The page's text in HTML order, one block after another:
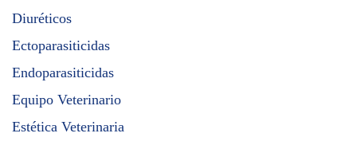
Diuréticos
Ectoparasiticidas
Endoparasiticidas
Equipo Veterinario
Estética Veterinaria